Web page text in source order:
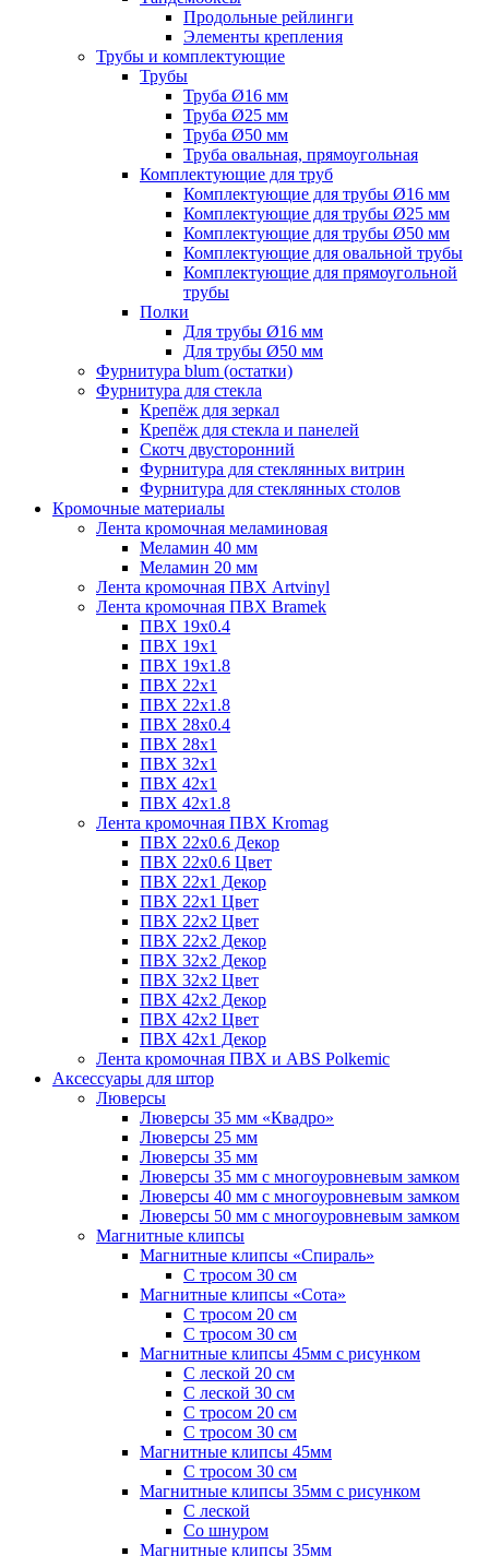
Продольные рейлинги
Элементы крепления
Трубы и комплектующие
Трубы
Труба Ø16 мм
Труба Ø25 мм
Труба Ø50 мм
Труба овальная, прямоугольная
Комплектующие для труб
Комплектующие для трубы Ø16 мм
Комплектующие для трубы Ø25 мм
Комплектующие для трубы Ø50 мм
Комплектующие для овальной трубы
Комплектующие для прямоугольной
трубы
Полки
Для трубы Ø16 мм
Для трубы Ø50 мм
Фурнитура blum (остатки)
Фурнитура для стекла
Крепёж для зеркал
Крепёж для стекла и панелей
Скотч двусторонний
Фурнитура для стеклянных витрин
Фурнитура для стеклянных столов
Кромочные материалы
Лента кромочная меламиновая
Меламин 40 мм
Меламин 20 мм
Лента кромочная ПВХ Artvinyl
Лента кромочная ПВХ Bramek
ПВХ 19x0.4
ПВХ 19х1
ПВХ 19х1.8
ПВХ 22х1
ПВХ 22х1.8
ПВХ 28х0.4
ПВХ 28х1
ПВХ 32x1
ПВХ 42х1
ПВХ 42х1.8
Лента кромочная ПВХ Kromag
ПВХ 22x0.6 Декор
ПВХ 22x0.6 Цвет
ПВХ 22x1 Декор
ПВХ 22x1 Цвет
ПВХ 22x2 Цвет
ПВХ 22x2 Декор
ПВХ 32x2 Декор
ПВХ 32x2 Цвет
ПВХ 42x2 Декор
ПВХ 42x2 Цвет
ПВХ 42x1 Декор
Лента кромочная ПВХ и ABS Polkemic
Аксессуары для штор
Люверсы
Люверсы 35 мм «Квадро»
Люверсы 25 мм
Люверсы 35 мм
Люверсы 35 мм с многоуровневым замком
Люверсы 40 мм с многоуровневым замком
Люверсы 50 мм с многоуровневым замком
Магнитные клипсы
Магнитные клипсы «Спираль»
С тросом 30 см
Магнитные клипсы «Сота»
С тросом 20 см
С тросом 30 см
Магнитные клипсы 45мм с рисунком
С леской 20 см
С леской 30 см
С тросом 20 см
С тросом 30 см
Магнитные клипсы 45мм
С тросом 30 см
Магнитные клипсы 35мм с рисунком
С леской
Со шнуром
Магнитные клипсы 35мм